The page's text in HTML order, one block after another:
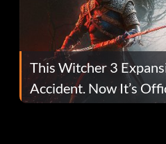
This Witcher 3
Accident. Now It’s